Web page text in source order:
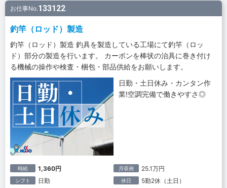
お仕事No.133122
釣竿（ロッド）製造
釣竿（ロッド）製造 釣具を製造している工場にて釣竿（ロッ
ド）部分の製造を行います。 カーボンを棒状の治具に巻き付け
る機械の操作や検査・梱包・部品供給をお願いします。
日勤・土日休み・カンタン作
業!空調完備で働きやすさ◎
時給 1,360円 月収例 25.1万円
シフト 日勤 休日 5勤2休（土日）